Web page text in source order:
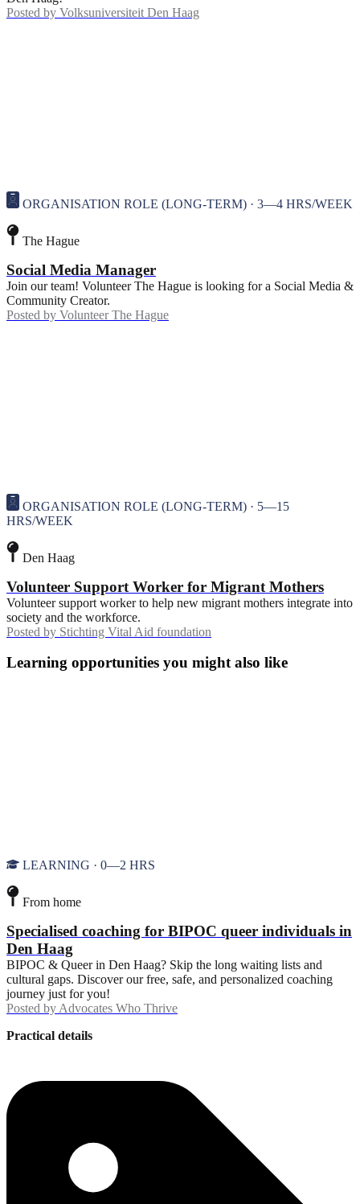
Posted by Volksuniversiteit Den Haag
ORGANISATION ROLE (LONG-TERM) · 3—4 HRS/WEEK
The Hague
Social Media Manager
Join our team! Volunteer The Hague is looking for a Social Media &
Community Creator.
Posted by Volunteer The Hague
ORGANISATION ROLE (LONG-TERM) · 5—15
HRS/WEEK
Den Haag
Volunteer Support Worker for Migrant Mothers
Volunteer support worker to help new migrant mothers integrate into
society and the workforce.
Posted by Stichting Vital Aid foundation
Learning opportunities you might also like
LEARNING · 0—2 HRS
From home
Specialised coaching for BIPOC queer individuals in
Den Haag
BIPOC & Queer in Den Haag? Skip the long waiting lists and
cultural gaps. Discover our free, safe, and personalized coaching
journey just for you!
Posted by Advocates Who Thrive
Practical details